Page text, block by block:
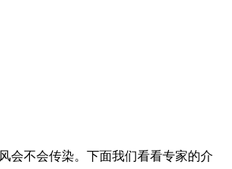
会不会传染。下面我们看看专家的介